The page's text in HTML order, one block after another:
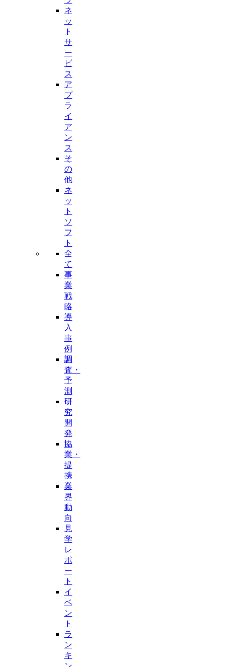
ネ
ッ
ト
サ
ー
ビ
ス
ア
プ
ラ
イ
ア
ン
ス
そ
の
他
ネ
ッ
ト
ソ
フ
ト
全
て
事
業
戦
略
導
入
事
例
調
査・
予
測
研
究
開
発
協
業・
提
携
業
界
動
向
見
学
レ
ポ
ー
ト
イ
ベ
ン
ト
ラ
ン
キ